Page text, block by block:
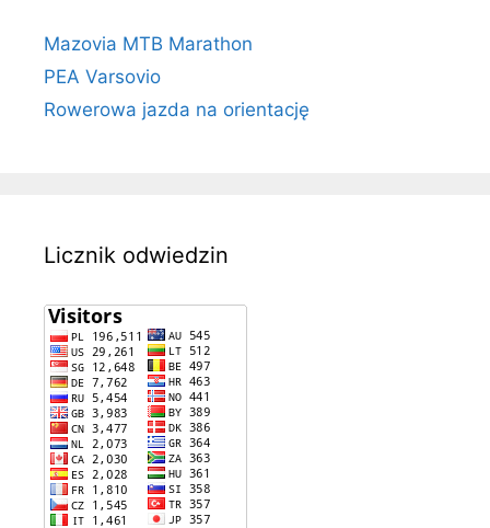
Mazovia MTB Marathon
PEA Varsovio
Rowerowa jazda na orientację
Licznik odwiedzin